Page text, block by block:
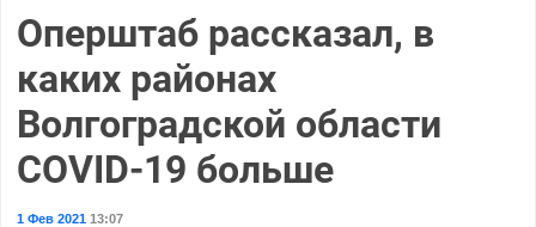
Оперштаб рассказал, в
каких районах
Волгоградской области
COVID-19 больше
1 Фев 202113:07